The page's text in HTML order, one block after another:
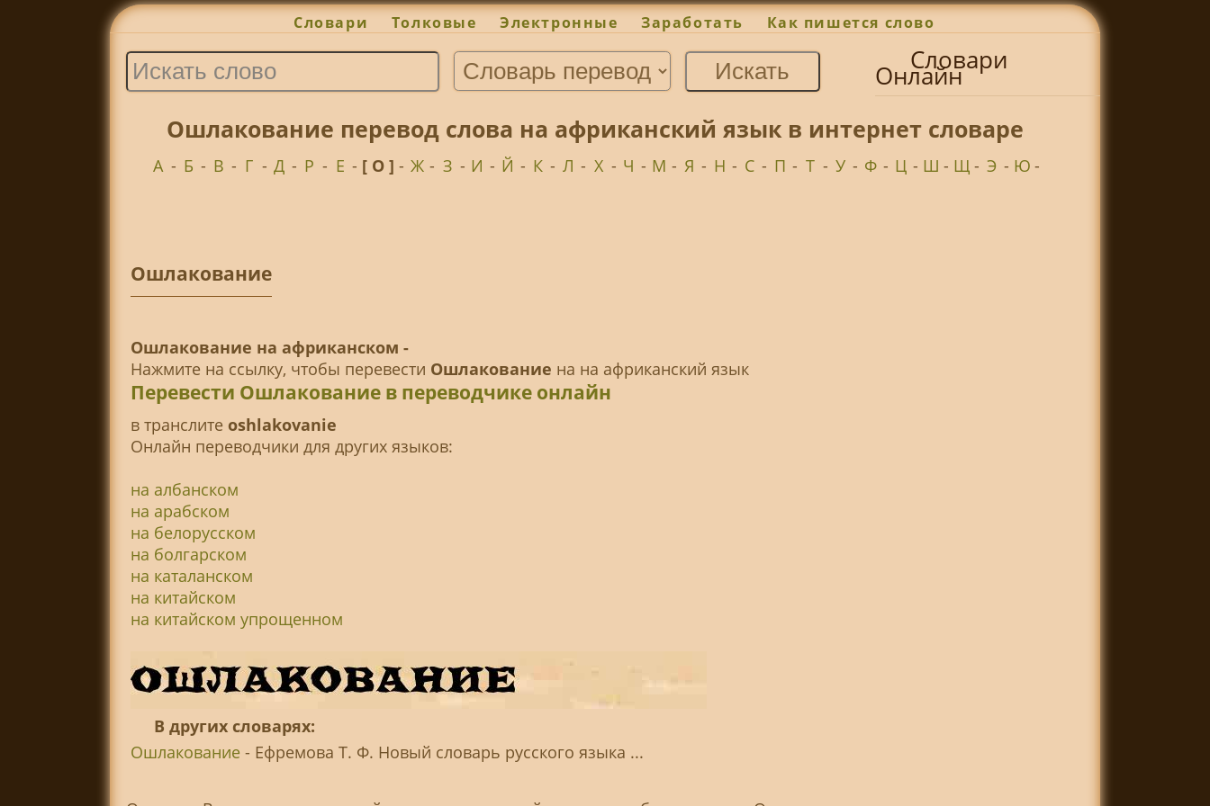
Словари Толковые Электронные Заработать Как пишется слово
Словари
Онлайн
Ошлакование перевод слова на африканский язык в интернет словаре
А - Б - В - Г - Д - Р - Е - [ О ]- Ж - З - И - Й - К - Л - Х - Ч - М - Я - Н - С - П - Т - У - Ф - Ц - Ш - Щ- Э - Ю-
Ошлакование
Ошлакование на африканском -
Нажмите на ссылку, чтобы перевести Ошлакование на на африканский язык
Перевести Ошлакование в переводчике онлайн
в транслитe oshlakovanie
Онлайн переводчики для других языков:
на албанском
на арабском
на белорусском
на болгарском
на каталанском
на китайском
на китайском упрощенном
В других словарях:
Ошлакование - Ефремова Т. Ф. Новый словарь русского языка ...